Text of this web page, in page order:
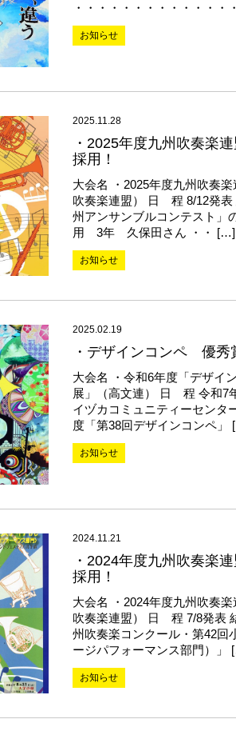
・・・・・・・・・・・・
お知らせ
2025.11.28
・2025年度九州吹奏楽
採用！
大会名 ・2025年度九州吹奏
吹奏楽連盟） 日 程 8/12発
州アンサンブルコンテスト」
用 3年 久保田さん ・・ […]
お知らせ
2025.02.19
・デザインコンペ 優秀
大会名 ・令和6年度「デザイ
展」（高文連） 日 程 令和7
イヅカコミュニティーセン
度「第38回デザインコンペ」
お知らせ
2024.11.21
・2024年度九州吹奏楽
採用！
大会名 ・2024年度九州吹奏
吹奏楽連盟） 日 程 7/8発表
州吹奏楽コンクール・第42回
ージパフォーマンス部門）」
お知らせ